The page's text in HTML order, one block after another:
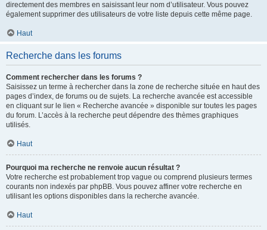
directement des membres en saisissant leur nom d’utilisateur. Vous pouvez
également supprimer des utilisateurs de votre liste depuis cette même page.
Haut
Recherche dans les forums
Comment rechercher dans les forums ?
Saisissez un terme à rechercher dans la zone de recherche située en haut des
pages d’index, de forums ou de sujets. La recherche avancée est accessible
en cliquant sur le lien « Recherche avancée » disponible sur toutes les pages
du forum. L’accès à la recherche peut dépendre des thèmes graphiques
utilisés.
Haut
Pourquoi ma recherche ne renvoie aucun résultat ?
Votre recherche est probablement trop vague ou comprend plusieurs termes
courants non indexés par phpBB. Vous pouvez affiner votre recherche en
utilisant les options disponibles dans la recherche avancée.
Haut